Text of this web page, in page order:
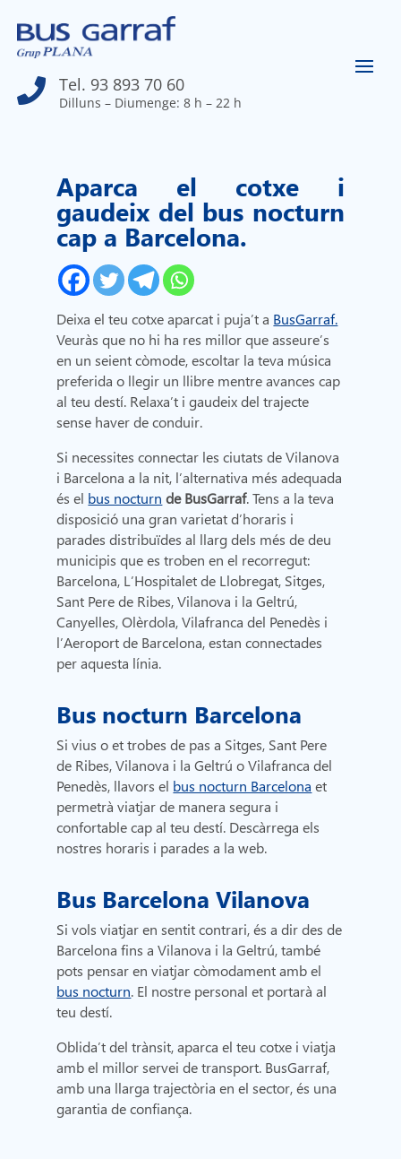
 Tel. 93 893 70 60
Dilluns – Diumenge: 8 h – 22 h
Aparca el cotxe i
gaudeix del bus nocturn
cap a Barcelona.
Deixa el teu cotxe aparcat i puja’t a BusGarraf.
Veuràs que no hi ha res millor que asseure’s
en un seient còmode, escoltar la teva música
preferida o llegir un llibre mentre avances cap
al teu destí. Relaxa’t i gaudeix del trajecte
sense haver de conduir.
Si necessites connectar les ciutats de Vilanova
i Barcelona a la nit, l’alternativa més adequada
és el bus nocturn de BusGarraf. Tens a la teva
disposició una gran varietat d’horaris i
parades distribuïdes al llarg dels més de deu
municipis que es troben en el recorregut:
Barcelona, L’Hospitalet de Llobregat, Sitges,
Sant Pere de Ribes, Vilanova i la Geltrú,
Canyelles, Olèrdola, Vilafranca del Penedès i
l’Aeroport de Barcelona, estan connectades
per aquesta línia.
Bus nocturn Barcelona
Si vius o et trobes de pas a Sitges, Sant Pere
de Ribes, Vilanova i la Geltrú o Vilafranca del
Penedès, llavors el bus nocturn Barcelona et
permetrà viatjar de manera segura i
confortable cap al teu destí. Descàrrega els
nostres horaris i parades a la web.
Bus Barcelona Vilanova
Si vols viatjar en sentit contrari, és a dir des de
Barcelona fins a Vilanova i la Geltrú, també
pots pensar en viatjar còmodament amb el
bus nocturn. El nostre personal et portarà al
teu destí.
Oblida’t del trànsit, aparca el teu cotxe i viatja
amb el millor servei de transport. BusGarraf,
amb una llarga trajectòria en el sector, és una
garantia de confiança.